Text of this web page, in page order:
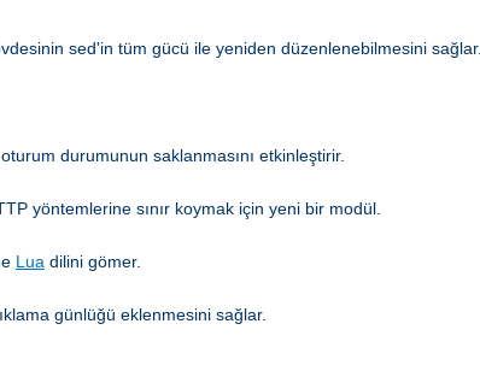
sed'in tüm gücü ile yeniden düzenlenebilmesini sağlar.
durumunun saklanmasını etkinleştirir.
yöntemlerine sınır koymak için yeni bir modül.
Lua dilini gömer.
günlüğü eklenmesini sağlar.